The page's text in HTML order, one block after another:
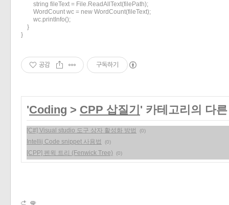
        string fileText = File.ReadAllText(filePath);
        WordCount wc = new WordCount(fileText);
        wc.printInfo();
    }
}
공감 구독하기
'Coding > CPP 삽질기 ' 카테고리의 다
[C#] Visual studio 도구 상자 활성화 방법 (0)
Intellij Code snippet 사용법 (0)
[CPP] 펜윅 트리 (Fenwick Tree) (0)